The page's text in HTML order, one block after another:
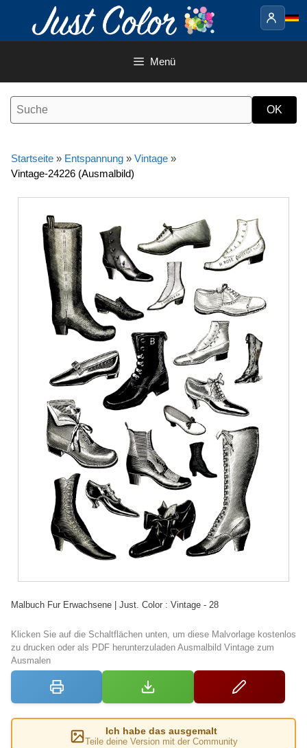
Inhalt
Menü
Startseite » Entspannung » Vintage »
Vintage-24226 (Ausmalbild)
Malbuch Fur Erwachsene | Just. Color : Vintage - 28
Klicken Sie auf die Schaltflächen unten, um diese Malvorlage kostenlos
zu drucken oder als PDF herunterzuladen Ausmalbild Vintage zum
Ausmalen
Ich habe das ausgemalt
Teile deine Version mit der Community